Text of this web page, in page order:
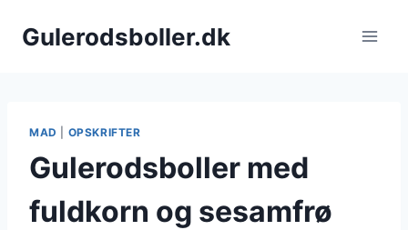
Gulerodsboller.dk
MAD OPSKRIFTER
Gulerodsboller med
fuldkorn og sesamfrø